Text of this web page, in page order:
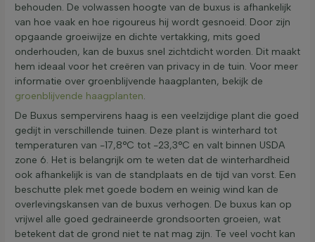
behouden. De volwassen hoogte van de buxus is afhankelijk
van hoe vaak en hoe rigoureus hij wordt gesnoeid. Door zijn
opgaande groeiwijze en dichte vertakking, mits goed
onderhouden, kan de buxus snel zichtdicht worden. Dit maakt
hem ideaal voor het creëren van privacy in de tuin. Voor meer
informatie over groenblijvende haagplanten, bekijk de
groenblijvende haagplanten.
De Buxus sempervirens haag is een veelzijdige plant die goed
gedijt in verschillende tuinen. Deze plant is winterhard tot
temperaturen van -17,8°C tot -23,3°C en valt binnen USDA
zone 6. Het is belangrijk om te weten dat de winterhardheid
ook afhankelijk is van de standplaats en de tijd van vorst. Een
beschutte plek met goede bodem en weinig wind kan de
overlevingskansen van de buxus verhogen. De buxus kan op
vrijwel alle goed gedraineerde grondsoorten groeien, wat
betekent dat de grond niet te nat mag zijn. Te veel vocht kan